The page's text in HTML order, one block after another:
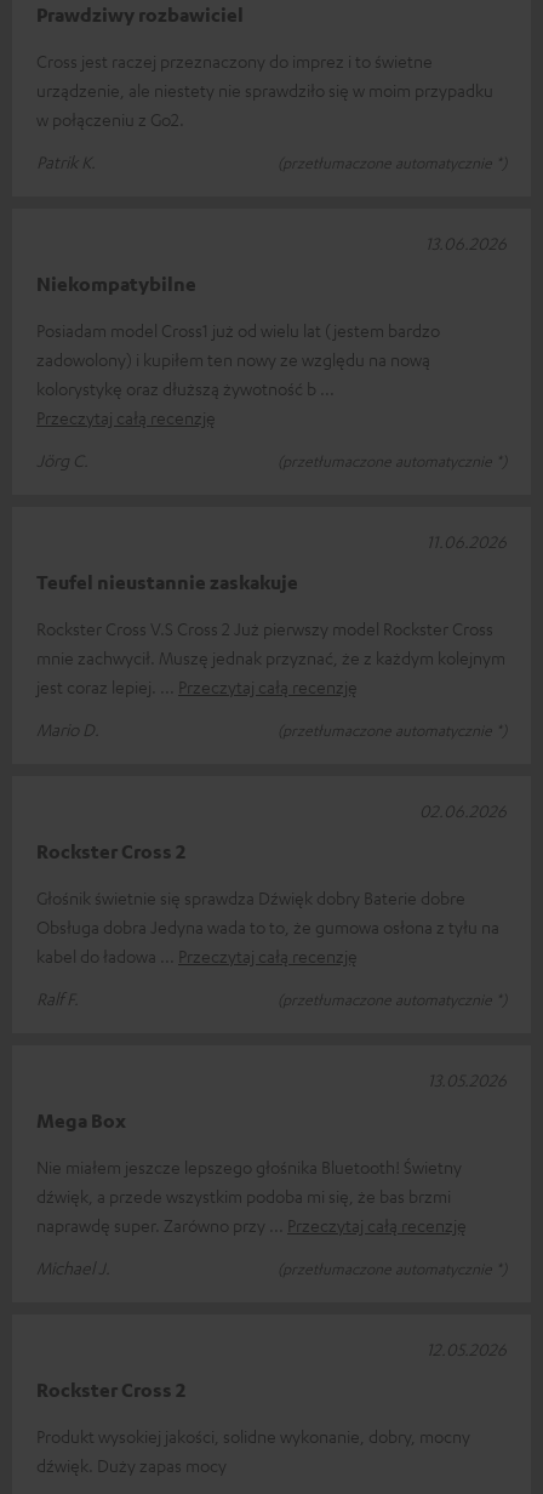
Prawdziwy rozbawiciel
Cross jest raczej przeznaczony do imprez i to świetne
urządzenie, ale niestety nie sprawdziło się w moim przypadku
w połączeniu z Go2.
Patrik K.
(przetłumaczone automatycznie *)
Niekompatybilne
Posiadam model Cross1 już od wielu lat (jestem bardzo
zadowolony) i kupiłem ten nowy ze względu na nową
kolorystykę oraz dłuższą żywotność b
Przeczytaj całą recenzję
Jörg C.
(przetłumaczone automatycznie *)
13.06.2026
Teufel nieustannie zaskakuje
Rockster Cross V.S Cross 2 Już pierwszy model Rockster Cross
mnie zachwycił. Muszę jednak przyznać, że z każdym kolejnym
jest coraz lepiej.
Przeczytaj całą recenzję
Mario D.
(przetłumaczone automatycznie *)
11.06.2026
Rockster Cross 2
Głośnik świetnie się sprawdza Dźwięk dobry Baterie dobre
Obsługa dobra Jedyna wada to to, że gumowa osłona z tyłu na
kabel do ładowa
Przeczytaj całą recenzję
Ralf F.
(przetłumaczone automatycznie *)
02.06.2026
Mega Box
Nie miałem jeszcze lepszego głośnika Bluetooth! Świetny
dźwięk, a przede wszystkim podoba mi się, że bas brzmi
naprawdę super. Zarówno przy
Przeczytaj całą recenzję
Michael J.
(przetłumaczone automatycznie *)
13.05.2026
Rockster Cross 2
Produkt wysokiej jakości, solidne wykonanie, dobry, mocny
dźwięk. Duży zapas mocy
12.05.2026